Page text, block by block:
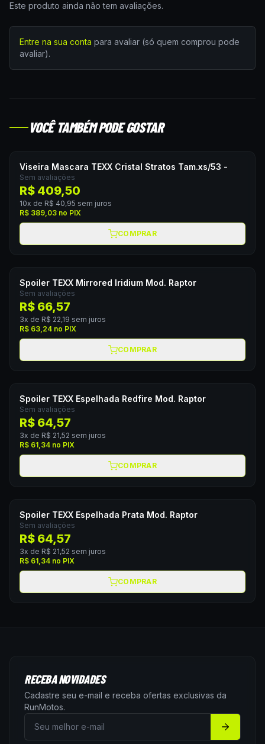
Este produto ainda não tem avaliações.
Entre na sua conta para avaliar (só quem comprou pode
avaliar).
VOCÊ TAMBÉM PODE GOSTAR
Viseira Mascara TEXX Cristal Stratos Tam.xs/53 -
Sem avaliações
R$ 409,50
10x de R$ 40,95 sem juros
R$ 389,03 no PIX
COMPRAR
Spoiler TEXX Mirrored Iridium Mod. Raptor
Sem avaliações
R$ 66,57
3x de R$ 22,19 sem juros
R$ 63,24 no PIX
COMPRAR
Spoiler TEXX Espelhada Redfire Mod. Raptor
Sem avaliações
R$ 64,57
3x de R$ 21,52 sem juros
R$ 61,34 no PIX
COMPRAR
Spoiler TEXX Espelhada Prata Mod. Raptor
Sem avaliações
R$ 64,57
3x de R$ 21,52 sem juros
R$ 61,34 no PIX
COMPRAR
RECEBA NOVIDADES
Cadastre seu e-mail e receba ofertas exclusivas da
RunMotos.